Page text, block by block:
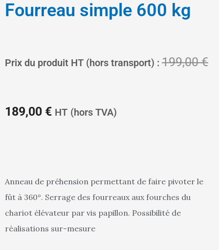
Fourreau simple 600 kg
Prix du produit HT (hors transport) : 199,00€
189,00 €
Le
prix
est :
HT (hors TVA)
Anneau de préhension permettant de faire pivoter le
fût à 360°. Serrage des fourreaux aux fourches du
chariot élévateur par vis papillon. Possibilité de
réalisations sur-mesure